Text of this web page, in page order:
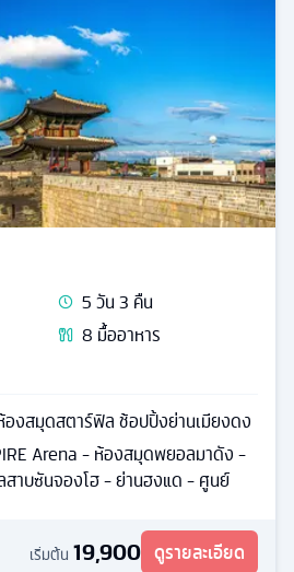
5วัน3 คืน
8 มื้ออาหาร
องสมุดสตาร์ฟิล ช้อปปิ้งย่านเมียงดง
Arena - ห้องสมุดพยอลมาดัง -
สาบซันจองโฮ - ย่านฮงแด - ศูนย์
เริ่มต้น 19,900 ดูรายละเอียด